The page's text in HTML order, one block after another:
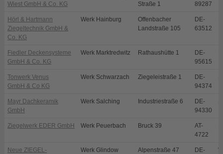
Wiest GmbH & Co. KG
Straße 1
89287
Hörl & Hartmann
Ziegeltechnik GmbH &
Co. KG
Werk Hainburg
Offenbacher
Landstraße 105
DE-
63512
Fiedler Deckensysteme
GmbH & Co. KG
Werk Marktredwitz Rathaushütte 1
DE-
95615
Tonwerk Venus
GmbH & Co KG
Werk Schwarzach Ziegeleistraße 1
DE-
94374
Mayr Dachkeramik
GmbH
Werk Salching Industriestraße 6
DE-
94330
Ziegelwerk EDER GmbH Werk Peuerbach Bruck 39
AT-
4722
Neue ZIEGEL-
Werk Glindow Alpenstraße 47
DE-